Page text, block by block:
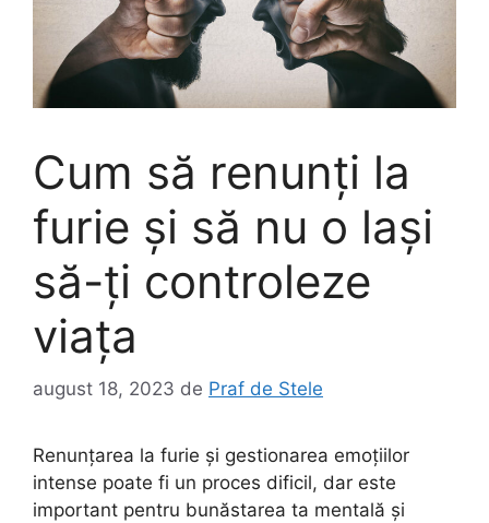
Cum să renunți la
furie și să nu o lași
să-ți controleze
viața
august 18, 2023 de Praf de Stele
Renunțarea la furie și gestionarea emoțiilor
intense poate fi un proces dificil, dar este
important pentru bunăstarea ta mentală și